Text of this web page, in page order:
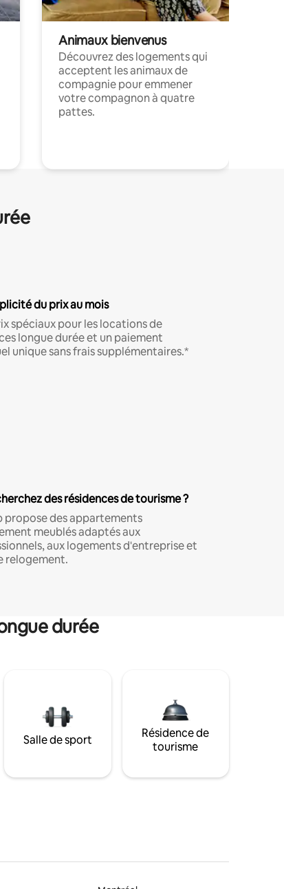
Animaux bienvenus
Découvrez des logements qui
acceptent les animaux de
compagnie pour emmener
votre compagnon à quatre
pattes.
du prix au mois
spéciaux pour les locations de
longue durée et un paiement
unique sans frais supplémentaires.*
des résidences de tourisme ?
propose des appartements
meublés adaptés aux
aux logements d'entreprise et
relogement.
durée
Salle de sport
Résidence de
tourisme